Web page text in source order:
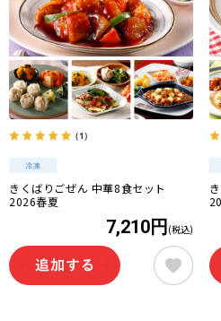
（1）
きくばりごぜん 中華8食セット
2026春夏
7,210円 (税込)